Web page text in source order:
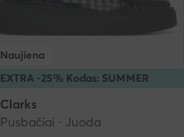
EXTRA -25% Kodas: SUMMER
Naujiena
Clarks
Pusbačiai · Juoda